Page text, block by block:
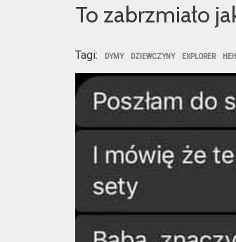
To zabrzmiało
Tagi: DYMY DZIEWCZYNY EXPLORER